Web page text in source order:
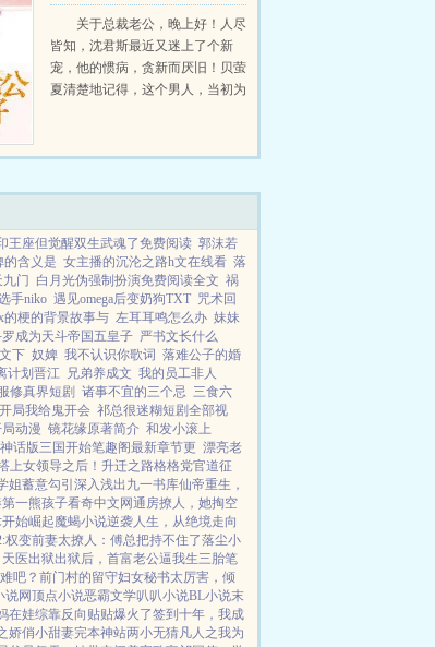
关于总裁老公，晚上好！人尽
皆知，沈君斯最近又迷上了个新
宠，他的惯病，贪新而厌旧！贝萤
夏清楚地记得，这个男人，当初为
结果是什么？她被沈君斯硬压在钢
王座但觉醒双生武魂了免费阅读 郭沫若
的含义是 女主播的沉沦之路h文在线看 落
门 白月光伪强制扮演免费阅读全文 祸
手niko 遇见omega后变奶狗TXT 咒术回
的梗的背景故事与 左耳耳鸣怎么办 妹妹
罗成为天斗帝国五皇子 严书文长什么
下 奴婢 我不认识你歌词 落难公子的婚
计划晋江 兄弟养成文 我的员工非人
修真界短剧 诸事不宜的三个忌 三食六
局我给鬼开会 祁总很迷糊短剧全部视
动漫 镜花缘原著简介 和发小滚上
话版三国开始笔趣阁最新章节更 漂亮老
上女领导之后！ 升迁之路格格党官道征
姐蓄意勾引 深入浅出 九一书库仙帝重生，
第一熊孩子看奇中文网通房撩人，她掏空
始崛起魔蝎小说逆袭人生，从绝境走向
权变前妻太撩人：傅总把持不住了落尘小
天医出狱出狱后，首富老公逼我生三胎笔
吧？ 前门村的留守妇女秘书太厉害，倾
说网顶点小说恶霸文学叭叭小说BL小说末
在娃综靠反向贴贴爆火了签到十年，我成
娇俏小甜妻完本神站两小无猜凡人之我为